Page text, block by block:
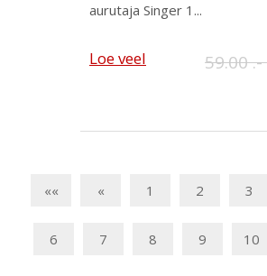
aurutaja Singer 1...
Loe veel 59.00 .-
«« « 1 2 3
6 7 8 9 10